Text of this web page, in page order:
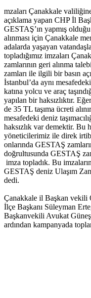
mzaları Çanakkale
açıklama yapan CHP İl
GESTAŞ’ın yapmış
alınması için Çanakkale
adalarda yaşayan
topladığımız imzaları
zamlarının geri alınma
zamları ile ilgili bir basın
İstanbul’da aynı
katına yolcu ve araç
yapılan bir haksızlıktır.
de 35 TL taşıma ücreti
mesafedeki deniz
haksızlık var demektir. Bu
yöneticilerimiz ile direk
onlarında GESTAŞ
doğrultusunda GESTAŞ
imza topladık. Bu
GESTAŞ deniz Ulaşım
dedi.
Çanakkale il Başkan vekili
İlçe Başkanı Süleyman
Başkanvekili Avukat Güneş
ardından kampanyada